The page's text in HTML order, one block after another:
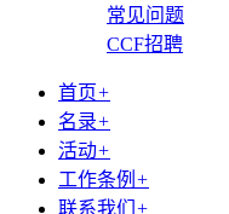
常见问题
CCF招聘
首页+
名录+
活动+
工作条例 +
联系我们 +